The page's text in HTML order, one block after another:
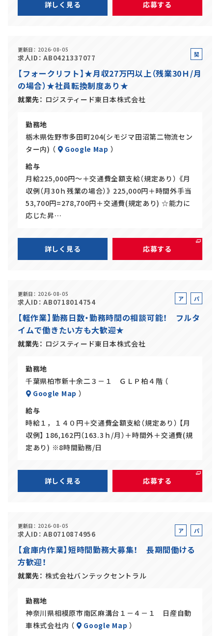
詳しく見る 応募する
更新日 2026-08-05
求人ID AB0421337077
契
社
【フォークリフト】★月収27万円以上（残業30Ｈ/月
の場合）★社員転換制度あり★
就業先 ロジスティード東日本株式会社
勤務地
栃木県佐野市多田町204(シモジマ田沼第二物流セン
ター内) （
Google Map ）
給与
月給225,000円～＋交通費全額支給（規定あり） 《月
収例（月30ｈ残業の場合）》 225,000円＋時間外手当
53,700円=278,700円＋交通費(規定あり) ☆能力に
応じた昇…
詳しく見る 応募する
更新日 2026-08-05
求人ID AB0718014754
ア
バ
パ
ト
【軽作業】勤務日数・勤務時間の相談可能！ フルタ
イムで働きたい方も大歓迎★
就業先 ロジスティード東日本株式会社
勤務地
千葉県柏市新十余二３－１ ＧＬＰ柏４階 （
Google Map ）
給与
時給１，１４０円＋交通費全額支給（規定あり） 【月
収例】 186,162円（163.3ｈ/月）＋時間外＋交通費(規
定あり) ※8時間勤務/日
詳しく見る 応募する
更新日 2026-08-05
求人ID AB0710874956
ア
バ
パ
ト
【倉庫内作業】短時間勤務大募集！ 長期間働ける
方歓迎！
就業先 株式会社バンテックセントラル
勤務地
神奈川県相模原市南区麻溝台１－４－１ 日産自動
車株式会社内 （
Google Map ）